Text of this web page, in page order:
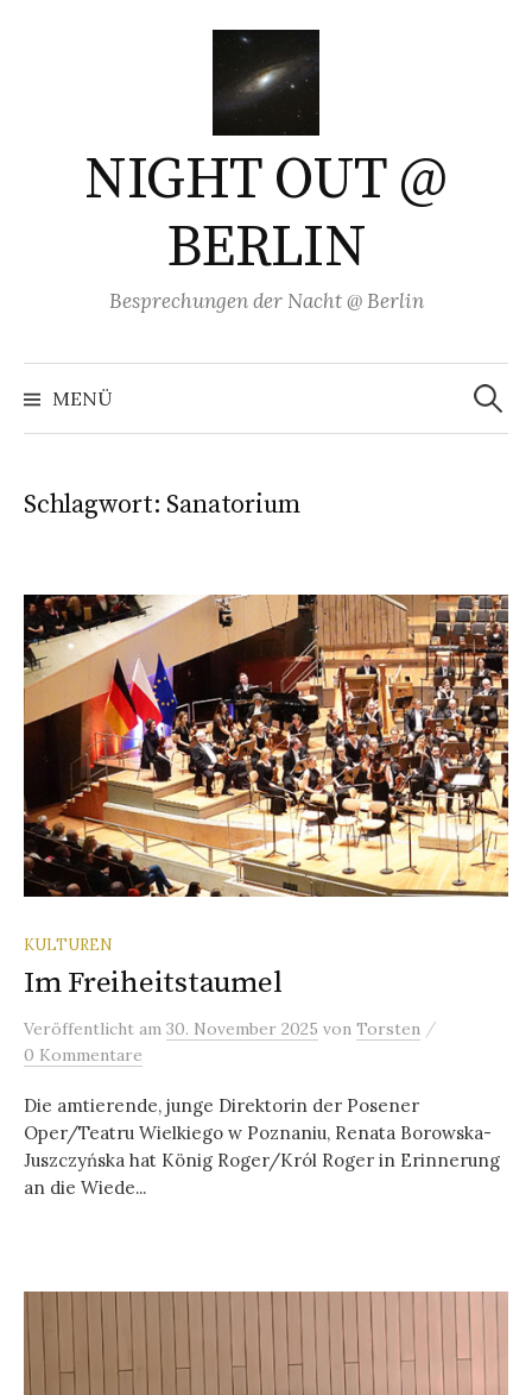
NIGHT OUT @
BERLIN
Besprechungen der Nacht @ Berlin
MENÜ
Suchen
nach:
Schlagwort: Sanatorium
KULTUREN
Im Freiheitstaumel
Veröffentlicht am 30. November 2025 von Torsten /
0 Kommentare
Die amtierende, junge Direktorin der Posener
Oper/Teatru Wielkiego w Poznaniu, Renata Borowska-
Juszczyńska hat König Roger/Król Roger in Erinnerung
an die Wiede...